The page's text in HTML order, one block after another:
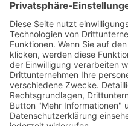
Filename / Link
AEO-C-Zertifikat.pdf
OSW-AGB-11.2023-
back for the choice